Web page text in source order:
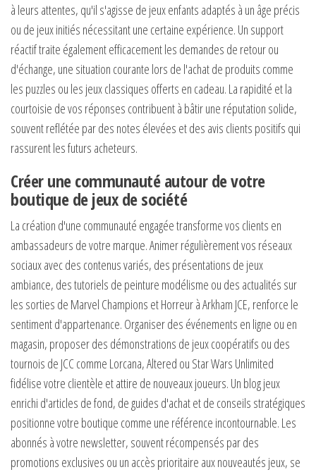
à leurs attentes, qu'il s'agisse de jeux enfants adaptés à un âge précis
ou de jeux initiés nécessitant une certaine expérience. Un support
réactif traite également efficacement les demandes de retour ou
d'échange, une situation courante lors de l'achat de produits comme
les puzzles ou les jeux classiques offerts en cadeau. La rapidité et la
courtoisie de vos réponses contribuent à bâtir une réputation solide,
souvent reflétée par des notes élevées et des avis clients positifs qui
rassurent les futurs acheteurs.
Créer une communauté autour de votre
boutique de jeux de société
La création d'une communauté engagée transforme vos clients en
ambassadeurs de votre marque. Animer régulièrement vos réseaux
sociaux avec des contenus variés, des présentations de jeux
ambiance, des tutoriels de peinture modélisme ou des actualités sur
les sorties de Marvel Champions et Horreur à Arkham JCE, renforce le
sentiment d'appartenance. Organiser des événements en ligne ou en
magasin, proposer des démonstrations de jeux coopératifs ou des
tournois de JCC comme Lorcana, Altered ou Star Wars Unlimited
fidélise votre clientèle et attire de nouveaux joueurs. Un blog jeux
enrichi d'articles de fond, de guides d'achat et de conseils stratégiques
positionne votre boutique comme une référence incontournable. Les
abonnés à votre newsletter, souvent récompensés par des
promotions exclusives ou un accès prioritaire aux nouveautés jeux, se